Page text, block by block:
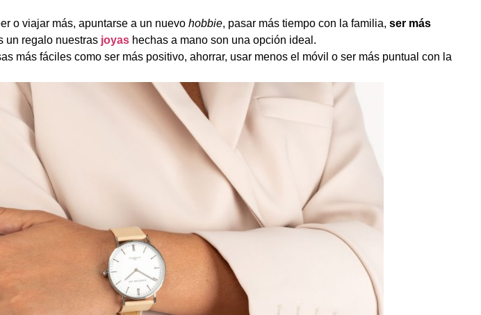
o viajar más, apuntarse a un nuevo hobbie, pasar más tiempo con la familia, ser más
regalo nuestras joyashechas a mano son una opción ideal.
más fáciles como ser más positivo, ahorrar, usar menos el móvil o ser más puntual con la